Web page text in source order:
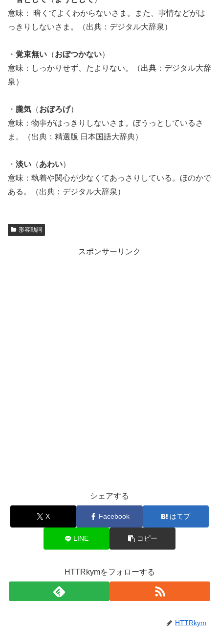
意味： 暗くてよくわからないさま。また、事情などがは
っきりしないさま。（出典：デジタル大辞泉）
・ 覚束無い （おぼつかない）
意味：しっかりせず、たよりない。（出典：デジタル大辞
泉）
・ 朧気 （おぼろげ）
意味：物事がはっきりしないさま。ぼうっとしているさ
ま。（出典：精選版 日本国語大辞典）
・ 淡い （あわい）
意味：執着や関心が少なくてあっさりしている。ほのかで
ある。（出典：デジタル大辞泉）
形容動詞
スポンサーリンク
シェアする
X Facebook はてブ
LINE コピー
HTTRkymをフォローする
HTTRkym